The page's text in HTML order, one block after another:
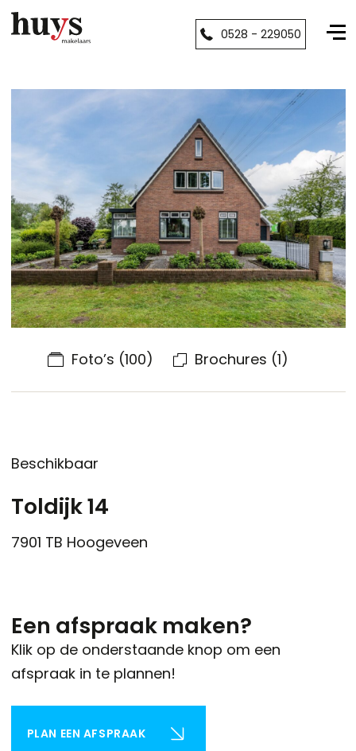
0528 - 229050
Foto’s (100) Brochures (1)
Beschikbaar
Toldijk 14
7901 TB Hoogeveen
Een afspraak maken?
Klik op de onderstaande knop om een
afspraak in te plannen!
PLAN EEN AFSPRAAK